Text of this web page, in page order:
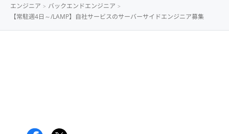
エンジニア
バックエンドエンジニア
【常駐週4日～/LAMP】自社サービスのサーバーサイドエンジニア募集